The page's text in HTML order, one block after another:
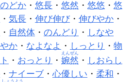
のどか ・ 悠長 ・ 悠然 ・ 悠悠 ・ 悠
・ 気長 ・ 伸び伸び・ 伸びやか ・
・ 自然体 ・ のんどり ・ しなや
か ・ なよなよ ・ しっとり ・ 物
・ おっとり ・ 婉然
えんぜん
・ しおらし
・ ナイーブ ・心優しい ・ 柔和 ・
しょうよう